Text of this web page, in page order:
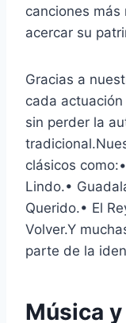
canciones
acercar su
Gracias a
cada
sin perder la
clásicos
Lindo.•
Querido.• El
Volver.Y
parte de la
Música